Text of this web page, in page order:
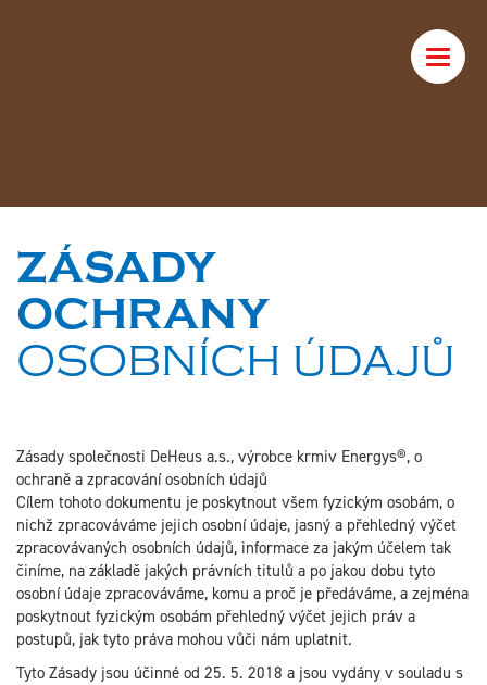
Toggle
ZÁSADY
OCHRANY
OSOBNÍCH ÚDAJŮ
Zásady společnosti DeHeus a.s., výrobce krmiv Energys®, o
ochraně a zpracování osobních údajů
Cílem tohoto dokumentu je poskytnout všem fyzickým osobám, o
nichž zpracováváme jejich osobní údaje, jasný a přehledný výčet
zpracovávaných osobních údajů, informace za jakým účelem tak
činíme, na základě jakých právních titulů a po jakou dobu tyto
osobní údaje zpracováváme, komu a proč je předáváme, a zejména
poskytnout fyzickým osobám přehledný výčet jejich práv a
postupů, jak tyto práva mohou vůči nám uplatnit.
Tyto Zásady jsou účinné od 25. 5. 2018 a jsou vydány v souladu s